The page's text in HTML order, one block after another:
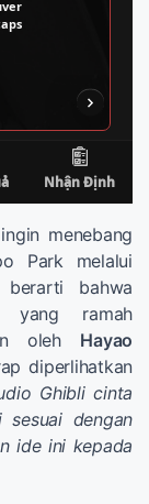
menebang
Park melalui
berarti bahwa
yang ramah
oleh Hayao
diperlihatkan
Ghibli cinta
dengan
ide ini kepada